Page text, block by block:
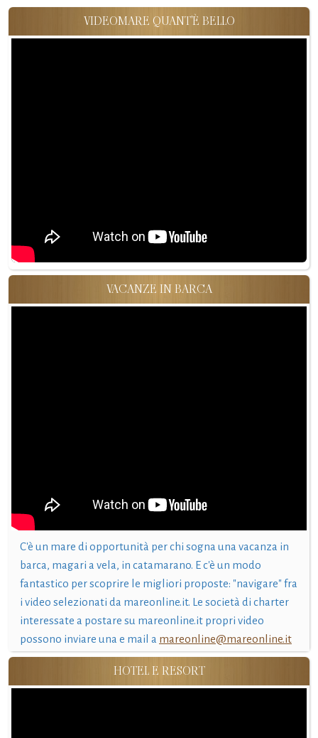
VIDEOMARE QUANT'È BELLO
VACANZE IN BARCA
C'è un mare di opportunità per chi sogna una vacanza in
barca, magari a vela, in catamarano. E c'è un modo
fantastico per scoprire le migliori proposte: "navigare" fra
i video selezionati da mareonline.it. Le società di charter
interessate a postare su mareonline.it propri video
possono inviare una e mail a mareonline@mareonline.it
HOTEL E RESORT